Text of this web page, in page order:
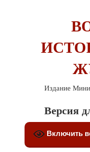
Издание
Версия
Включить